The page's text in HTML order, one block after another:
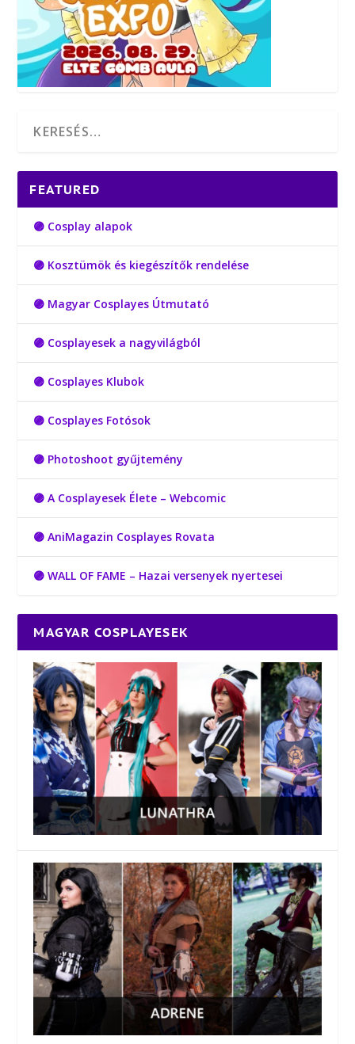
FEATURED
🟣 Cosplay alapok
🟣 Kosztümök és kiegészítők rendelése
🟣 Magyar Cosplayes Útmutató
🟣 Cosplayesek a nagyvilágból
🟣 Cosplayes Klubok
🟣 Cosplayes Fotósok
🟣 Photoshoot gyűjtemény
🟣 A Cosplayesek Élete – Webcomic
🟣 AniMagazin Cosplayes Rovata
🟣 WALL OF FAME – Hazai versenyek nyertesei
MAGYAR COSPLAYESEK